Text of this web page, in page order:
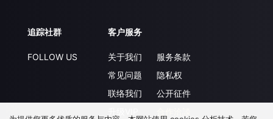
追踪社群
FOLLOW US
客户服务
关于我们
常见问题
联络我们
服务条款
隐私权
公开征件